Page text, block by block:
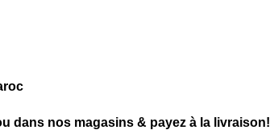
dans nos magasins & payez à la livraison!